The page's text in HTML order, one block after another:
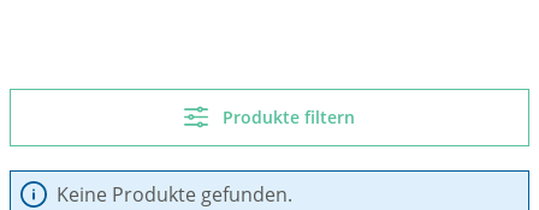
Produkte filtern
Keine Produkte gefunden.